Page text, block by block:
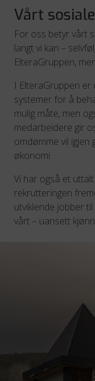
Vårt
For oss betyr vårt
langt vi kan –
ElteraGruppen,
I ElteraGruppen er
systemer for å
mulig måte, men
medarbeidere gir
omdømme vil igjen
økonomi.
Vi har også et
rekrutteringen
utviklende jobber
vårt – uansett